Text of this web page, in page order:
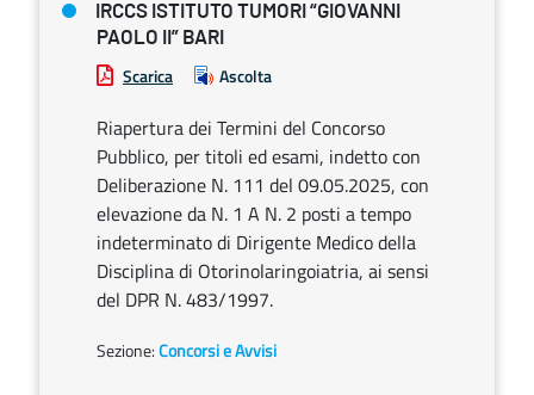
IRCCS ISTITUTO TUMORI “GIOVANNI
PAOLO II” BARI
Scarica Ascolta
Riapertura dei Termini del Concorso
Pubblico, per titoli ed esami, indetto con
Deliberazione N. 111 del 09.05.2025, con
elevazione da N. 1 A N. 2 posti a tempo
indeterminato di Dirigente Medico della
Disciplina di Otorinolaringoiatria, ai sensi
del DPR N. 483/1997.
Sezione:Concorsi e Avvisi